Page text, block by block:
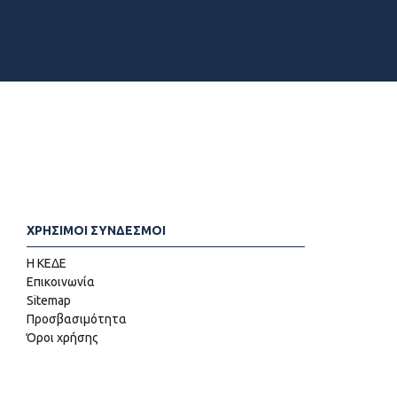
ΧΡΗΣΙΜΟΙ ΣΥΝΔΕΣΜΟΙ
Η ΚΕΔΕ
Επικοινωνία
Sitemap
Προσβασιμότητα
Όροι χρήσης